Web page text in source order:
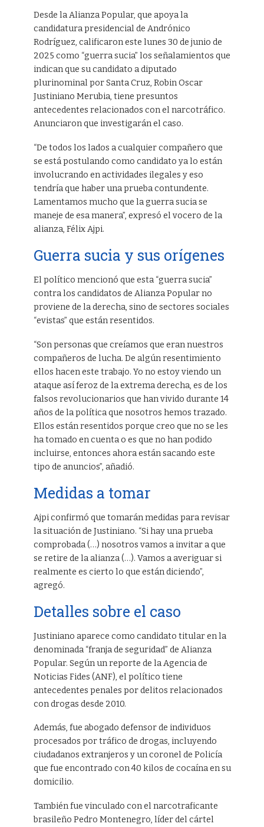
Desde la Alianza Popular, que apoya la
candidatura presidencial de Andrónico
Rodríguez, calificaron este lunes 30 de junio de
2025 como “guerra sucia” los señalamientos que
indican que su candidato a diputado
plurinominal por Santa Cruz, Robin Oscar
Justiniano Merubia, tiene presuntos
antecedentes relacionados con el narcotráfico.
Anunciaron que investigarán el caso.
“De todos los lados a cualquier compañero que
se está postulando como candidato ya lo están
involucrando en actividades ilegales y eso
tendría que haber una prueba contundente.
Lamentamos mucho que la guerra sucia se
maneje de esa manera”, expresó el vocero de la
alianza, Félix Ajpi.
Guerra sucia y sus orígenes
El político mencionó que esta “guerra sucia”
contra los candidatos de Alianza Popular no
proviene de la derecha, sino de sectores sociales
“evistas” que están resentidos.
“Son personas que creíamos que eran nuestros
compañeros de lucha. De algún resentimiento
ellos hacen este trabajo. Yo no estoy viendo un
ataque así feroz de la extrema derecha, es de los
falsos revolucionarios que han vivido durante 14
años de la política que nosotros hemos trazado.
Ellos están resentidos porque creo que no se les
ha tomado en cuenta o es que no han podido
incluirse, entonces ahora están sacando este
tipo de anuncios”, añadió.
Medidas a tomar
Ajpi confirmó que tomarán medidas para revisar
la situación de Justiniano. “Si hay una prueba
comprobada (…) nosotros vamos a invitar a que
se retire de la alianza (…). Vamos a averiguar si
realmente es cierto lo que están diciendo”,
agregó.
Detalles sobre el caso
Justiniano aparece como candidato titular en la
denominada “franja de seguridad” de Alianza
Popular. Según un reporte de la Agencia de
Noticias Fides (ANF), el político tiene
antecedentes penales por delitos relacionados
con drogas desde 2010.
Además, fue abogado defensor de individuos
procesados por tráfico de drogas, incluyendo
ciudadanos extranjeros y un coronel de Policía
que fue encontrado con 40 kilos de cocaína en su
domicilio.
También fue vinculado con el narcotraficante
brasileño Pedro Montenegro, líder del cártel